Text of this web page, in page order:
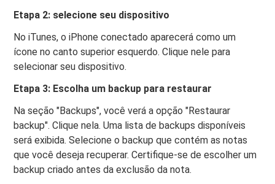
Etapa 2: selecione seu dispositivo
No iTunes, o iPhone conectado aparecerá como um
ícone no canto superior esquerdo. Clique nele para
selecionar seu dispositivo.
Etapa 3: Escolha um backup para restaurar
Na seção "Backups", você verá a opção "Restaurar
backup". Clique nela. Uma lista de backups disponíveis
será exibida. Selecione o backup que contém as notas
que você deseja recuperar. Certifique-se de escolher um
backup criado antes da exclusão da nota.